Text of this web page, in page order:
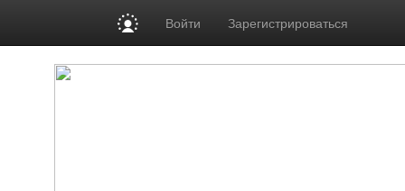
Войти Зарегистрироваться